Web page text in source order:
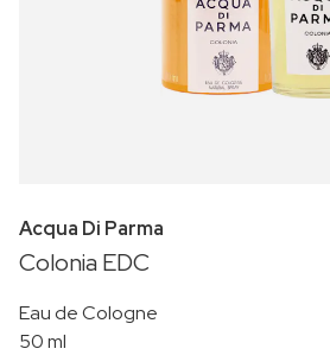
Acqua Di Parma
Colonia EDC
Eau de Cologne
50 ml